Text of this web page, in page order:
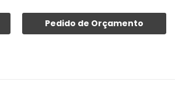
Pedido de Orçamento